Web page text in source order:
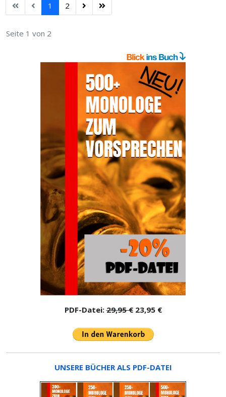
1 2
Seite 1 von 2
PDF-Datei:29,95 €23,95 €
UNSERE BÜCHER ALS PDF-DATEI